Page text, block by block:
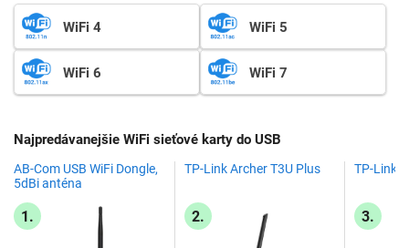
oslabeným signálom. Existujú rôzne typy týchto adaptérov, ktoré
podporujú rôzne WiFi štandardy a frekvencie.
WiFi 4 WiFi 5
WiFi 6 WiFi 7
Najpredávanejšie WiFi sieťové karty do USB
1.
AB-Com USB WiFi Dongle,
5dBi anténa
2.
TP-Link Archer T3U Plus
3.
TP-Link